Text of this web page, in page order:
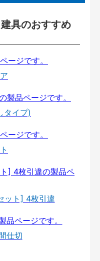
具のおすすめ
タイプ)
ット] 4枚引違
仕切